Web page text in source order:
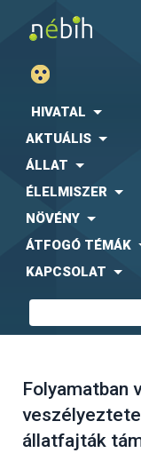
HIVATAL
AKTUÁLIS
ÁLLAT
ÉLELMISZER
NÖVÉNY
ÁTFOGÓ TÉMÁK
KAPCSOLAT
Folyamatban
állatfajták